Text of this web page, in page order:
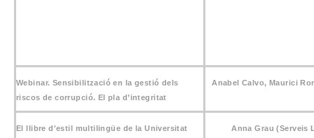
Webinar. Sensibilització en la gestió dels
riscos de corrupció. El pla d’integritat
Anabel Calvo,Maurici
El llibre d'estil multilingüe de la Universitat
Anna Grau (Serveis